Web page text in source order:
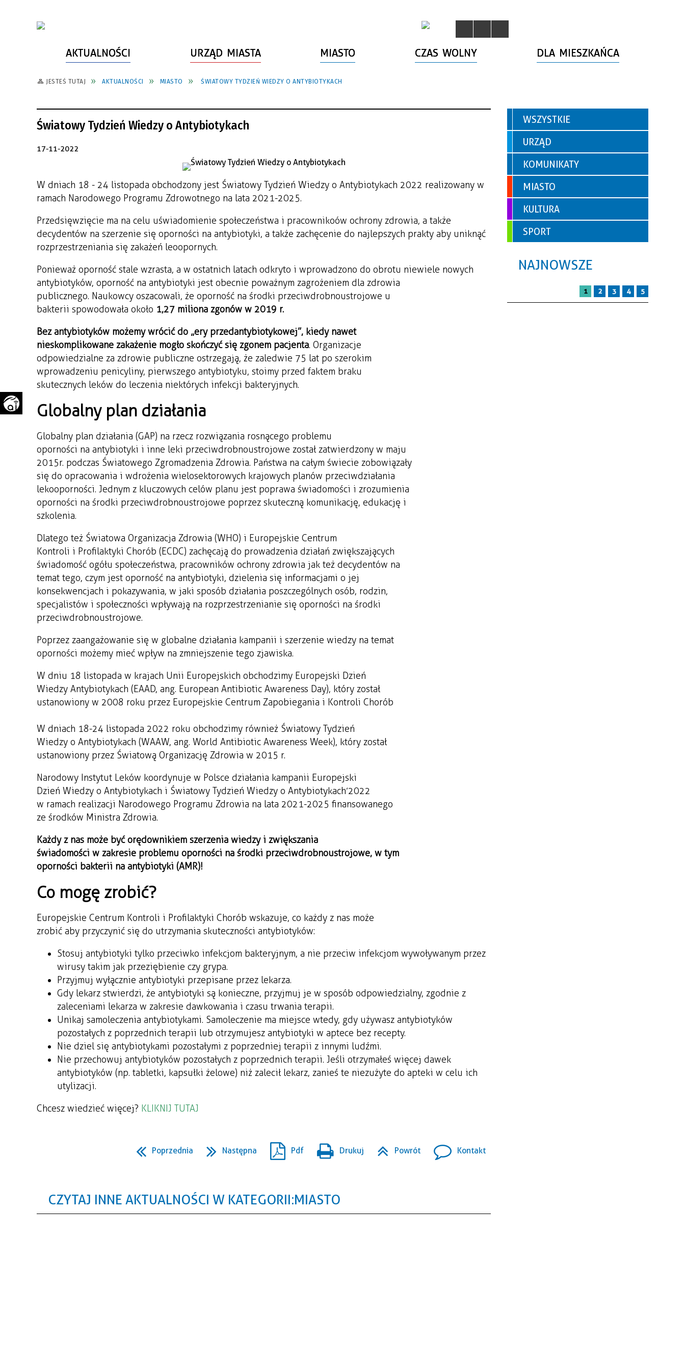
AKTUALNOŚCI URZĄD MIASTA
WŁADZE MIASTA
URZĄD STANU CYWILNEGO
RADA MIEJSKA
STRATEGIE, PLANY, PROGRAMY
MIASTO
INFORMACJE O MIEŚCIE
PARTNERZY, NGO
JEDNOSTKI MIEJSKIE
INWESTYCJE MIEJSKIE
PRZEDSIĘBIORCZOŚCI
WAŻNE TELEFONY
"PSZOW.PL"
CZAS WOLNY
SPORT
SZLAKI TURYSTYCZNE
ZABYTKI
DLA MIESZKAŃCA
ZAŁATW SPRAWĘ
BEZPIECZEŃSTWO
ZWIERZĘTA W GMINIE
INFORMATOR
ZAGOSPODAROWANIE
PRZESTRZENNE
JESTEŚ TUTAJ AKTUALNOŚCI MIASTO ŚWIATOWY TYDZIEŃ WIEDZY O ANTYBIOTYKACH
Światowy Tydzień Wiedzy o Antybiotykach
17-11-2022
W dniach 18 - 24 listopada obchodzony jest Światowy Tydzień Wiedzy o Antybiotykach 2022 realizowany w
ramach Narodowego Programu Zdrowotnego na lata 2021-2025.
Przedsięwzięcie ma na celu uświadomienie społeczeństwa i pracownikoów ochrony zdrowia, a także
decydentów na szerzenie się oporności na antybiotyki, a także zachęcenie do najlepszych prakty aby uniknąć
rozprzestrzeniania się zakażeń leoopornych.
Ponieważ oporność stale wzrasta, a w ostatnich latach odkryto i wprowadzono do obrotu niewiele nowych
antybiotyków, oporność na antybiotyki jest obecnie poważnym zagrożeniem dla zdrowia
publicznego. Naukowcy oszacowali, że oporność na środki przeciwdrobnoustrojowe u
bakterii spowodowała około 1,27 miliona zgonów w 2019 r.
Bez antybiotyków możemy wrócić do „ery przedantybiotykowej”, kiedy nawet
nieskomplikowane zakażenie mogło skończyć się zgonem pacjenta. Organizacje
odpowiedzialne za zdrowie publiczne ostrzegają, że zaledwie 75 lat po szerokim
wprowadzeniu penicyliny, pierwszego antybiotyku, stoimy przed faktem braku
skutecznych leków do leczenia niektórych infekcji bakteryjnych.
Globalny plan działania
Globalny plan działania (GAP) na rzecz rozwiązania rosnącego problemu
oporności na antybiotyki i inne leki przeciwdrobnoustrojowe został zatwierdzony w maju
2015r. podczas Światowego Zgromadzenia Zdrowia. Państwa na całym świecie zobowiązały
się do opracowania i wdrożenia wielosektorowych krajowych planów przeciwdziałania
lekooporności. Jednym z kluczowych celów planu jest poprawa świadomości i zrozumienia
oporności na środki przeciwdrobnoustrojowe poprzez skuteczną komunikację, edukację i
szkolenia.
Dlatego też Światowa Organizacja Zdrowia (WHO) i Europejskie Centrum
Kontroli i Profilaktyki Chorób (ECDC) zachęcają do prowadzenia działań zwiększających
świadomość ogółu społeczeństwa, pracowników ochrony zdrowia jak też decydentów na
temat tego, czym jest oporność na antybiotyki, dzielenia się informacjami o jej
konsekwencjach i pokazywania, w jaki sposób działania poszczególnych osób, rodzin,
specjalistów i społeczności wpływają na rozprzestrzenianie się oporności na środki
przeciwdrobnoustrojowe.
Poprzez zaangażowanie się w globalne działania kampanii i szerzenie wiedzy na temat
oporności możemy mieć wpływ na zmniejszenie tego zjawiska.
W dniu 18 listopada w krajach Unii Europejskich obchodzimy Europejski Dzień
Wiedzy Antybiotykach (EAAD, ang. European Antibiotic Awareness Day), który został
ustanowiony w 2008 roku przez Europejskie Centrum Zapobiegania i Kontroli Chorób
W dniach 18-24 listopada 2022 roku obchodzimy również Światowy Tydzień
Wiedzy o Antybiotykach (WAAW, ang. World Antibiotic Awareness Week), który został
ustanowiony przez Światową Organizację Zdrowia w 2015 r.
Narodowy Instytut Leków koordynuje w Polsce działania kampanii Europejski
Dzień Wiedzy o Antybiotykach i Światowy Tydzień Wiedzy o Antybiotykach’2022
w ramach realizacji Narodowego Programu Zdrowia na lata 2021-2025 finansowanego
ze środków Ministra Zdrowia.
Każdy z nas może być orędownikiem szerzenia wiedzy i zwiększania
świadomości w zakresie problemu oporności na środki przeciwdrobnoustrojowe, w tym
oporności bakterii na antybiotyki (AMR)!
Co mogę zrobić?
Europejskie Centrum Kontroli i Profilaktyki Chorób wskazuje, co każdy z nas może
zrobić aby przyczynić się do utrzymania skuteczności antybiotyków:
Stosuj antybiotyki tylko przeciwko infekcjom bakteryjnym, a nie przeciw infekcjom wywoływanym przez
wirusy takim jak przeziębienie czy grypa.
Przyjmuj wyłącznie antybiotyki przepisane przez lekarza.
Gdy lekarz stwierdzi, że antybiotyki są konieczne, przyjmuj je w sposób odpowiedzialny, zgodnie z
zaleceniami lekarza w zakresie dawkowania i czasu trwania terapii.
Unikaj samoleczenia antybiotykami. Samoleczenie ma miejsce wtedy, gdy używasz antybiotyków
pozostałych z poprzednich terapii lub otrzymujesz antybiotyki w aptece bez recepty.
Nie dziel się antybiotykami pozostałymi z poprzedniej terapii z innymi ludźmi.
Nie przechowuj antybiotyków pozostałych z poprzednich terapii. Jeśli otrzymałeś więcej dawek
antybiotyków (np. tabletki, kapsułki żelowe) niż zalecił lekarz, zanieś te niezużyte do apteki w celu ich
utylizacji.
Chcesz wiedzieć więcej? KLIKNIJ TUTAJ
Poprzednia Następna Pdf Drukuj Powrót Kontakt
CZYTAJ INNE AKTUALNOŚCI W KATEGORII: MIASTO
WSZYSTKIE
URZĄD
KOMUNIKATY
MIASTO
KULTURA
SPORT
NAJNOWSZE
1 2 3 4 5